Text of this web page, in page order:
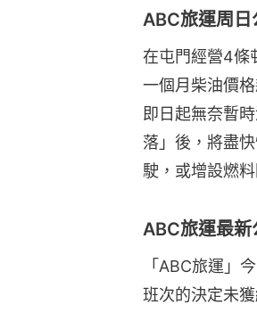
ABC旅運周
在屯門經營4條
一個月柴油價
即日起無奈暫
落」後，將盡
駛，或增設燃料
ABC旅運最
「ABC旅運」
班次的決定未